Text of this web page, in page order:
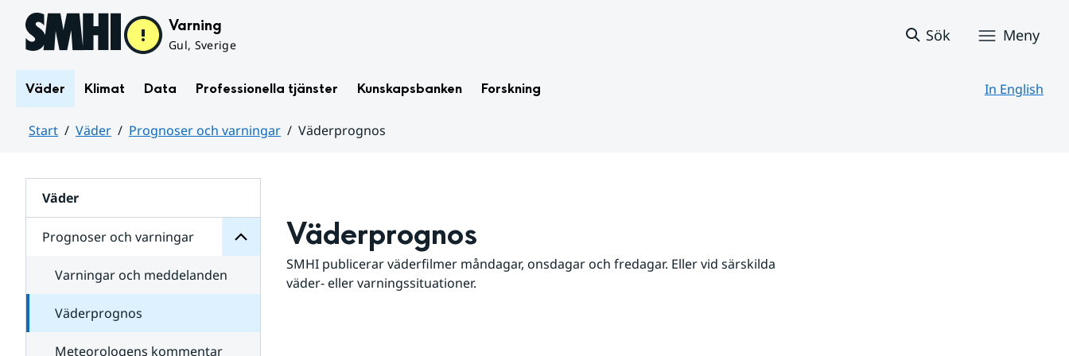
Hoppa till sidans innehåll Varning
Gul, Sverige
Sök Meny
Väder Klimat Data Professionella tjänster Kunskapsbanken Forskning In English
Start Väder Prognoser och varningar
Väderprognos
Väder
Prognoser och varningar
för
varningar
Varningar och meddelanden
Väderprognos
Meteorologens kommentar
Väderprognos
SMHI publicerar väderfilmer måndagar, onsdagar och fredagar. Eller vid särskilda
väder- eller varningssituationer.